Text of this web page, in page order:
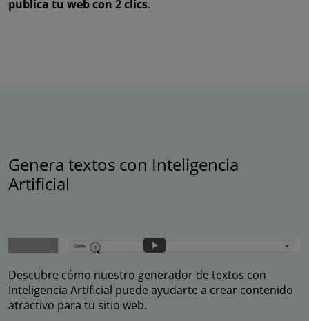
publica tu web con 2 clics.
Genera textos con Inteligencia
Artificial
Descubre cómo nuestro generador de textos con
Inteligencia Artificial puede ayudarte a crear contenido
atractivo para tu sitio web.